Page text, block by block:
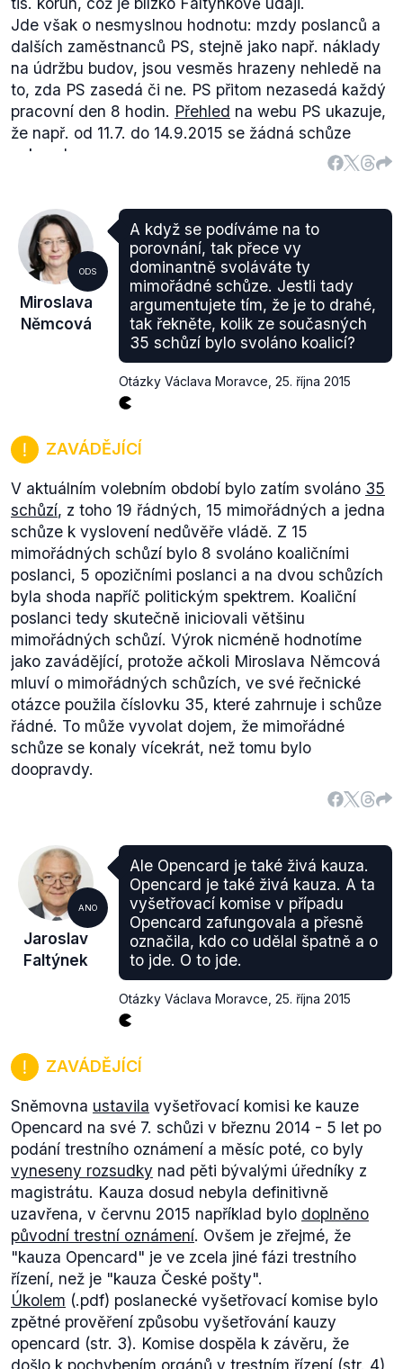
Jde však o nesmyslnou hodnotu: mzdy poslanců a
dalších zaměstnanců PS, stejně jako např. náklady
na údržbu budov, jsou vesměs hrazeny nehledě na
to, zda PS zasedá či ne. PS přitom nezasedá každý
pracovní den 8 hodin. Přehled na webu PS ukazuje,
že např. od 11.7. do 14.9.2015 se žádná schůze
nekonala.
Dodatečné náklady spojené se zasedáním "navíc"
sálu apod.) nemůžeme přesně stanovit, nezahrnují
však většinu běžných nákladů PS a tudíž jsou jistě
podstatně nižší.
Jelikož tedy Faltýnek neuvádí náklady na jednání
PS, nýbrž průměrné náklady na její provoz, nejde o
pravdivý výrok.
Dodejme ještě, že necháváme na čtenáři, aby
sněmovny Parlamentu České republiky má měřit na
ODS
Miroslava
Němcová
A když se podíváme na to
porovnání, tak přece vy
dominantně svoláváte ty
mimořádné schůze. Jestli tady
argumentujete tím, že je to drahé,
tak řekněte, kolik ze současných
35 schůzí bylo svoláno koalicí?
Otázky Václava Moravce 25. října 2015
ZAVÁDĚJÍCÍ
V aktuálním volebním období bylo zatím svoláno 35
schůzí, z toho 19 řádných, 15 mimořádných a jedna
schůze k vyslovení nedůvěře vládě. Z 15
mimořádných schůzí bylo 8 svoláno koaličními
poslanci, 5 opozičními poslanci a na dvou schůzích
byla shoda napříč politickým spektrem. Koaliční
poslanci tedy skutečně iniciovali většinu
mimořádných schůzí. Výrok nicméně hodnotíme
jako zavádějící, protože ačkoli Miroslava Němcová
mluví o mimořádných schůzích, ve své řečnické
otázce použila číslovku 35, které zahrnuje i schůze
řádné. To může vyvolat dojem, že mimořádné
schůze se konaly vícekrát, než tomu bylo
doopravdy.
ANO
Jaroslav
Faltýnek
Ale Opencard je také živá kauza.
Opencard je také živá kauza. A ta
vyšetřovací komise v případu
Opencard zafungovala a přesně
označila, kdo co udělal špatně a o
to jde. O to jde.
Otázky Václava Moravce 25. října 2015
ZAVÁDĚJÍCÍ
Sněmovna ustavila vyšetřovací komisi ke kauze
Opencard na své 7. schůzi v březnu 2014 - 5 let po
podání trestního oznámení a měsíc poté, co byly
vyneseny rozsudky nad pěti bývalými úředníky z
magistrátu. Kauza dosud nebyla definitivně
uzavřena, v červnu 2015 například bylo doplněno
původní trestní oznámení. Ovšem je zřejmé, že
"kauza Opencard" je ve zcela jiné fázi trestního
řízení, než je "kauza České pošty".
Úkolem (.pdf) poslanecké vyšetřovací komise bylo
zpětné prověření způsobu vyšetřování kauzy
opencard (str. 3). Komise dospěla k závěru, že
došlo k pochybením orgánů v trestním řízení (str. 4),